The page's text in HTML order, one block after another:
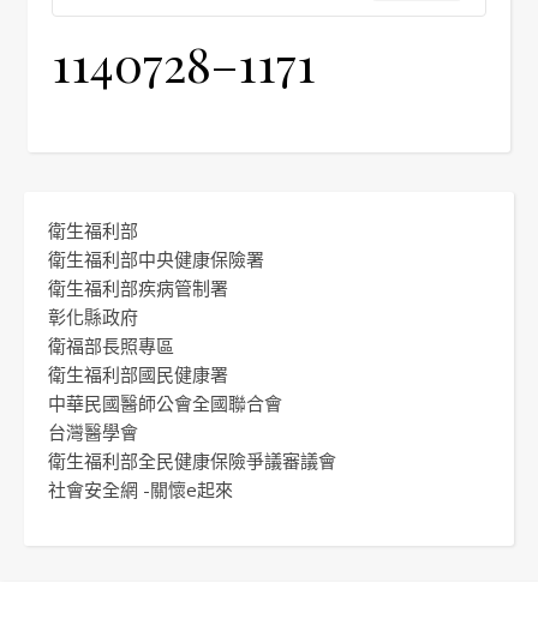
1140728–1171
衛生福利部
衛生福利部中央健康保險署
衛生福利部疾病管制署
彰化縣政府
衛福部長照專區
衛生福利部國民健康署
中華民國醫師公會全國聯合會
台灣醫學會
衛生福利部全民健康保險爭議審議會
社會安全網 -關懷e起來